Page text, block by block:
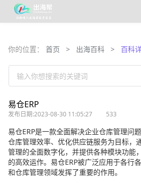
你的位置： 首页 > 出海百科 > 百科
输入你想搜索的关键词
易仓ERP
发布日期:2023-08-30 11:05:27 533
易仓ERP是一款全面解决企业仓库管理问
仓库管理效率、优化供应链服务为目标，
管理的全面数字化，并提供各种模块功能
的高效运作。易仓ERP被广泛应用于各行
和仓库管理领域发挥了重要的作用。